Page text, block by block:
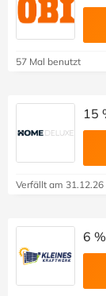
57 Mal benutzt
15
Verfällt am 31.12.26
6